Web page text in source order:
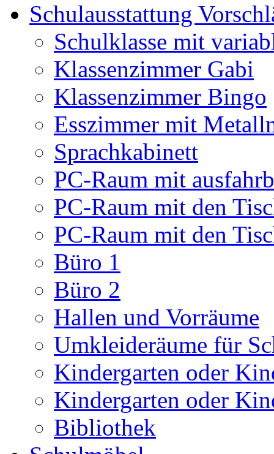
Schulausstattung
Schulklasse mit
Klassenzimmer Gabi
Klassenzimmer Bingo
Esszimmer mit
Sprachkabinett
PC-Raum mit
PC-Raum mit den
PC-Raum mit den
Büro 1
Büro 2
Hallen und Vorräume
Umkleideräume für
Kindergarten oder
Kindergarten oder
Bibliothek